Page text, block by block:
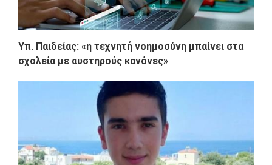
Υπ. Παιδείας: «η τεχνητή νοημοσύνη μπαίνει στα
σχολεία με αυστηρούς κανόνες»